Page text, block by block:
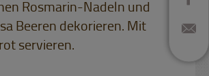
Rosmarin-Nadeln und
Beeren dekorieren. Mit
servieren.